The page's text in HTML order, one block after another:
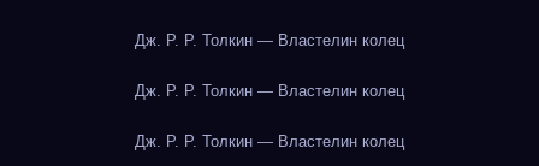
Дж. Р. Р. Толкин — Властелин колец
Дж. Р. Р. Толкин — Властелин колец
Дж. Р. Р. Толкин — Властелин колец